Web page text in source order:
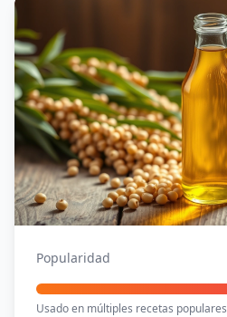
Popularidad
Usado en múltiples recetas populares